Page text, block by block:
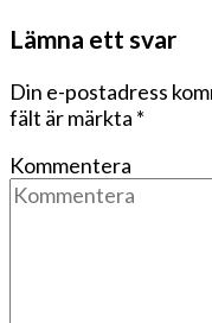
Lämna ett svar
Din e-postadress
fält är märkta *
Kommentera